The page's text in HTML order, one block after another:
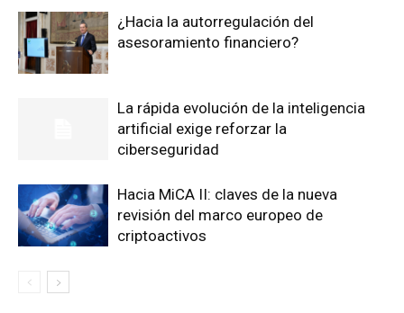
¿Hacia la autorregulación del
asesoramiento financiero?
La rápida evolución de la inteligencia
artificial exige reforzar la
ciberseguridad
Hacia MiCA II: claves de la nueva
revisión del marco europeo de
criptoactivos